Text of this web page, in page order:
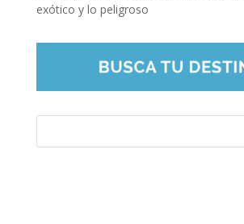
exótico y lo peligroso